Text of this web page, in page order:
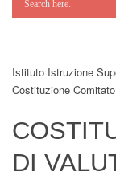
Lab Green
Potenziamoci
Istituto Istruzione
Costituzione
DI